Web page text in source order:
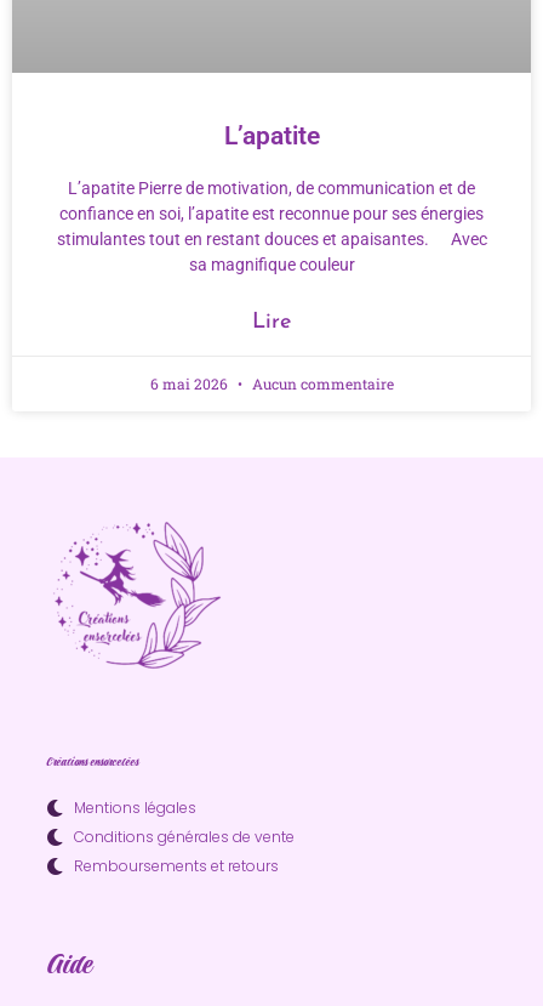
L’apatite
L’apatite Pierre de motivation, de communication et de
confiance en soi, l’apatite est reconnue pour ses énergies
stimulantes tout en restant douces et apaisantes. Avec
sa magnifique couleur
Lire
6 mai 2026 Aucun commentaire
Créations ensorcelées
Mentions légales
Conditions générales de vente
Remboursements et retours
Aide